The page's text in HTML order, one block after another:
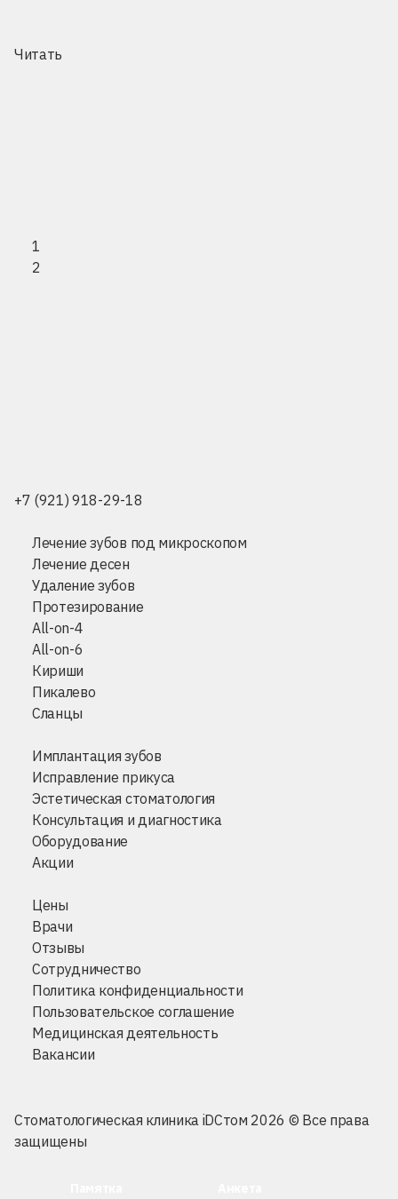
Читать
1
2
+7 (921) 918-29-18
Лечение зубов под микроскопом
Лечение десен
Удаление зубов
Протезирование
All-on-4
All-on-6
Кириши
Пикалево
Сланцы
Имплантация зубов
Исправление прикуса
Эстетическая стоматология
Консультация и диагностика
Оборудование
Акции
Цены
Врачи
Отзывы
Сотрудничество
Политика конфиденциальности
Пользовательское соглашение
Медицинская деятельность
Вакансии
Стоматологическая клиника iDСтом 2026 © Все права
защищены